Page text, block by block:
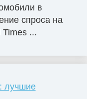
в
спроса на
...
лучшие